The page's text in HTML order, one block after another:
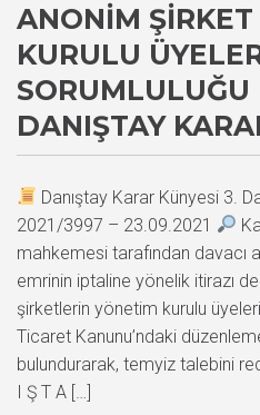
ANONIM
KURULU
SORUMLULUĞU
DANIŞTAY
Danıştay Karar Künyesi 3.
2021/3997 – 23.09.2021
mahkemesi tarafından davacı
emrinin iptaline yönelik itirazı
şirketlerin yönetim kurulu
Ticaret Kanunu’ndaki
bulundurarak, temyiz talebini
I Ş T A […]